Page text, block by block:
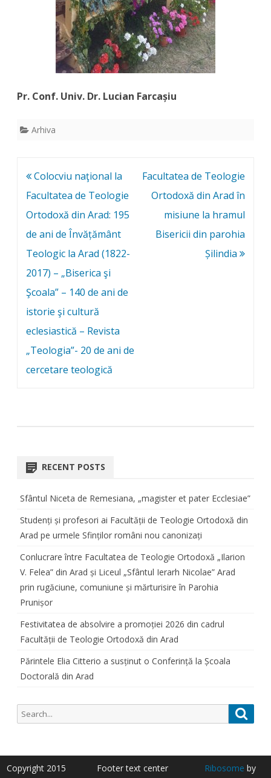
Pr. Conf. Univ. Dr. Lucian Farcașiu
Arhiva
Post
navigation
Colocviu naţional la
Facultatea de Teologie
Ortodoxă din Arad: 195
de ani de Învățământ
Teologic la Arad (1822-
2017) – „Biserica şi
Şcoala” – 140 de ani de
istorie şi cultură
eclesiastică – Revista
„Teologia”- 20 de ani de
cercetare teologică
Facultatea de Teologie
Ortodoxă din Arad în
misiune la hramul
Bisericii din parohia
Șilindia
RECENT POSTS
Sfântul Niceta de Remesiana, „magister et pater Ecclesiae”
Studenți și profesori ai Facultății de Teologie Ortodoxă din
Arad pe urmele Sfinților români nou canonizați
Conlucrare între Facultatea de Teologie Ortodoxă „Ilarion
V. Felea” din Arad și Liceul „Sfântul Ierarh Nicolae” Arad
prin rugăciune, comuniune și mărturisire în Parohia
Prunișor
Festivitatea de absolvire a promoției 2026 din cadrul
Facultății de Teologie Ortodoxă din Arad
Părintele Elia Citterio a susținut o Conferință la Școala
Doctorală din Arad
Search
for:
Copyright 2015 Footer text center Ribosome by